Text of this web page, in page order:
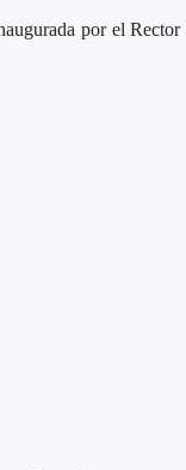
por el